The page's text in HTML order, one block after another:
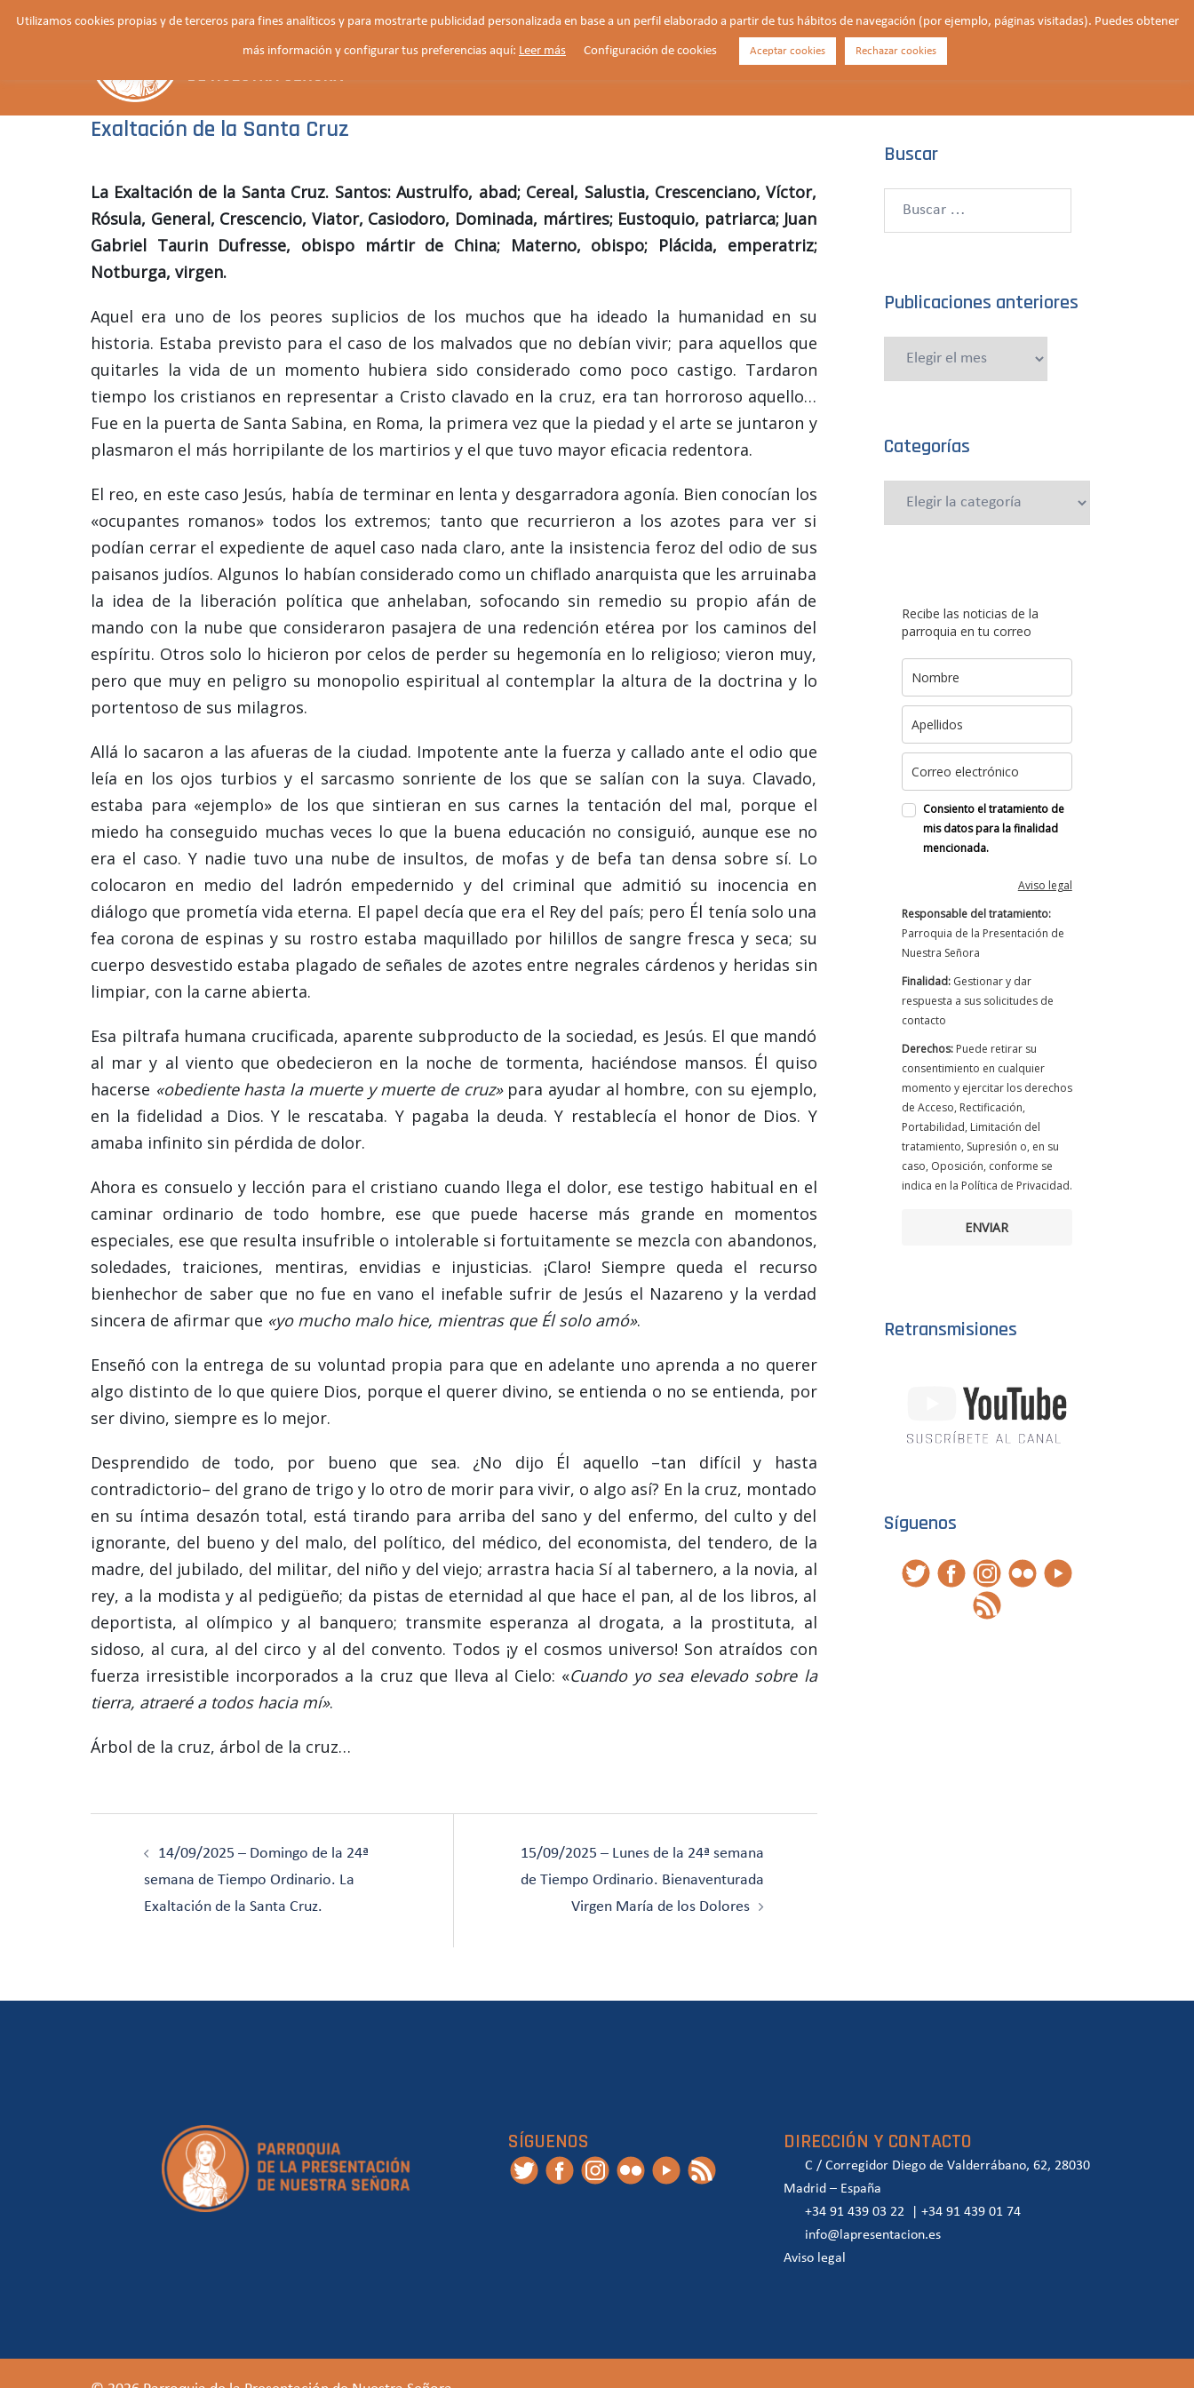
Saltar
HORARIOS VIDA PARROQUIAL NOTICIAS ¿QUIÉNES SOMOS?
Exaltación de la Santa Cruz
La Exaltación de la Santa Cruz. Santos: Austrulfo, abad; Cereal, Salustia, Crescenciano, Víctor,
Rósula, General, Crescencio, Viator, Casiodoro, Dominada, mártires; Eustoquio, patriarca; Juan
Gabriel Taurin Dufresse, obispo mártir de China; Materno, obispo; Plácida, emperatriz;
Notburga, virgen.
Aquel era uno de los peores suplicios de los muchos que ha ideado la humanidad en su
historia. Estaba previsto para el caso de los malvados que no debían vivir; para aquellos que
quitarles la vida de un momento hubiera sido considerado como poco castigo. Tardaron
tiempo los cristianos en representar a Cristo clavado en la cruz, era tan horroroso aquello…
Fue en la puerta de Santa Sabina, en Roma, la primera vez que la piedad y el arte se juntaron y
plasmaron el más horripilante de los martirios y el que tuvo mayor eficacia redentora.
El reo, en este caso Jesús, había de terminar en lenta y desgarradora agonía. Bien conocían los
«ocupantes romanos» todos los extremos; tanto que recurrieron a los azotes para ver si
podían cerrar el expediente de aquel caso nada claro, ante la insistencia feroz del odio de sus
paisanos judíos. Algunos lo habían considerado como un chiflado anarquista que les arruinaba
la idea de la liberación política que anhelaban, sofocando sin remedio su propio afán de
mando con la nube que consideraron pasajera de una redención etérea por los caminos del
espíritu. Otros solo lo hicieron por celos de perder su hegemonía en lo religioso; vieron muy,
pero que muy en peligro su monopolio espiritual al contemplar la altura de la doctrina y lo
portentoso de sus milagros.
Allá lo sacaron a las afueras de la ciudad. Impotente ante la fuerza y callado ante el odio que
leía en los ojos turbios y el sarcasmo sonriente de los que se salían con la suya. Clavado,
estaba para «ejemplo» de los que sintieran en sus carnes la tentación del mal, porque el
miedo ha conseguido muchas veces lo que la buena educación no consiguió, aunque ese no
era el caso. Y nadie tuvo una nube de insultos, de mofas y de befa tan densa sobre sí. Lo
colocaron en medio del ladrón empedernido y del criminal que admitió su inocencia en
diálogo que prometía vida eterna. El papel decía que era el Rey del país; pero Él tenía solo una
fea corona de espinas y su rostro estaba maquillado por hilillos de sangre fresca y seca; su
cuerpo desvestido estaba plagado de señales de azotes entre negrales cárdenos y heridas sin
limpiar, con la carne abierta.
Esa piltrafa humana crucificada, aparente subproducto de la sociedad, es Jesús. El que mandó
al mar y al viento que obedecieron en la noche de tormenta, haciéndose mansos. Él quiso
hacerse «obediente hasta la muerte y muerte de cruz»para ayudar al hombre, con su ejemplo,
en la fidelidad a Dios. Y le rescataba. Y pagaba la deuda. Y restablecía el honor de Dios. Y
amaba infinito sin pérdida de dolor.
Ahora es consuelo y lección para el cristiano cuando llega el dolor, ese testigo habitual en el
caminar ordinario de todo hombre, ese que puede hacerse más grande en momentos
especiales, ese que resulta insufrible o intolerable si fortuitamente se mezcla con abandonos,
soledades, traiciones, mentiras, envidias e injusticias. ¡Claro! Siempre queda el recurso
bienhechor de saber que no fue en vano el inefable sufrir de Jesús el Nazareno y la verdad
sincera de afirmar que «yo mucho malo hice, mientras que Él solo amó».
Enseñó con la entrega de su voluntad propia para que en adelante uno aprenda a no querer
algo distinto de lo que quiere Dios, porque el querer divino, se entienda o no se entienda, por
ser divino, siempre es lo mejor.
Desprendido de todo, por bueno que sea. ¿No dijo Él aquello –tan difícil y hasta
contradictorio– del grano de trigo y lo otro de morir para vivir, o algo así? En la cruz, montado
en su íntima desazón total, está tirando para arriba del sano y del enfermo, del culto y del
ignorante, del bueno y del malo, del político, del médico, del economista, del tendero, de la
madre, del jubilado, del militar, del niño y del viejo; arrastra hacia Sí al tabernero, a la novia, al
rey, a la modista y al pedigüeño; da pistas de eternidad al que hace el pan, al de los libros, al
deportista, al olímpico y al banquero; transmite esperanza al drogata, a la prostituta, al
sidoso, al cura, al del circo y al del convento. Todos ¡y el cosmos universo! Son atraídos con
fuerza irresistible incorporados a la cruz que lleva al Cielo: «Cuando yo sea elevado sobre la
tierra, atraeré a todos hacia mí».
Árbol de la cruz, árbol de la cruz…
entradas
14/09/2025 – Domingo de la 24ª
semana de Tiempo Ordinario. La
Exaltación de la Santa Cruz.
15/09/2025 – Lunes de la 24ª semana
de Tiempo Ordinario. Bienaventurada
Virgen María de los Dolores
Buscar
Buscar:
Publicaciones anteriores
Publicaciones
Categorías
Categorías
Recibe las noticias de la
parroquia en tu correo
Consiento el tratamiento de
mis datos para la finalidad
mencionada.
Aviso legal
Responsable del tratamiento:
Parroquia de la Presentación de
Nuestra Señora
Finalidad:Gestionar y dar
respuesta a sus solicitudes de
contacto
Derechos:Puede retirar su
consentimiento en cualquier
momento y ejercitar los derechos
de Acceso, Rectificación,
Portabilidad, Limitación del
tratamiento, Supresión o, en su
caso, Oposición, conforme se
indica en la Política de Privacidad.
ENVIAR
Retransmisiones
Síguenos
SÍGUENOS DIRECCIÓN Y CONTACTO
C / Corregidor Diego de Valderrábano, 62, 28030
Madrid – España
+34 91 439 03 22
+34 91 439 01 74
info@lapresentacion.es
Aviso legal
Utilizamos cookies propias y de terceros para fines analíticos y para mostrarte publicidad personalizada en base a un perfil elaborado a partir de tus hábitos de navegación (por ejemplo, páginas visitadas). Puedes obtener
más información y configurar tus preferencias aquí: Leer más Configuración de cookies Aceptar cookies Rechazar cookies